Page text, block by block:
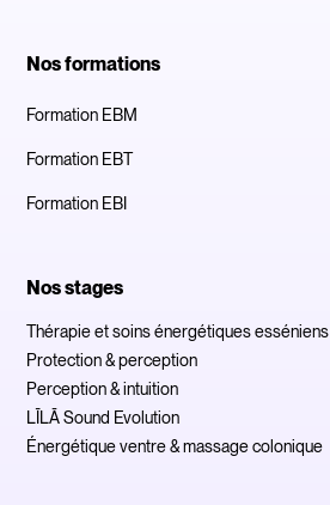
Nos formations
Formation EBM
Formation EBT
Formation EBI
Nos stages
Thérapie et soins énergétiques esséniens
Protection & perception
Perception & intuition
LĪLĀ Sound Evolution
Énergétique ventre & massage colonique